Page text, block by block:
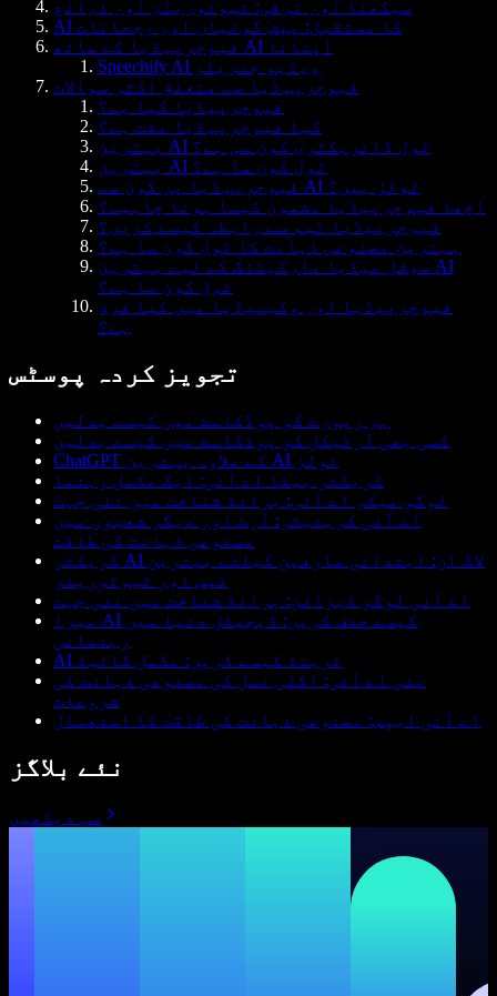
سیکھنا اور ترقی: ٹیوٹوریلز اور ذرائع
AI کا مستقبل: پیش گوئیاں اور رجحانات
فیوچرپیڈیا کے ساتھ AI اپنانا
Speechify AI ویڈیو جنریٹر
فیوچرپیڈیا سے متعلق اکثر سوالات
فیوچرپیڈیا کیا ہے؟
کیا فیوچرپیڈیا مفت ہے؟
بہترین AI ٹول ڈائریکٹری کون سی ہے؟
بہترین AI ٹول کون سا ہے؟
فیوچرپیڈیا پر کون سے AI ٹولز ہیں؟
اچھا فیوچرپیڈیا مضمون کیسا ہونا چاہیے؟
فیوچرپیڈیا ٹیم سے رابطہ کیسے کریں؟
بہترین مصنوعی ذہانت کا ٹول کون سا ہے؟
سوشل میڈیا مارکیٹنگ کے لیے بہترین AI
ٹول کون سا ہے؟
فیوچرپیڈیا اور وکیپیڈیا میں کیا فرق
ہے؟
تجویز کردہ پوسٹس
ہر رپورٹ کو پوڈکاسٹ میں کیسے بدلیں
کسی بھی آرٹیکل کو پوڈکاسٹ میں کیسے بدلیں
ChatGPT کے علاوہ بہترین AI ٹولز
کریکٹر بیٹا اے آئی: ایک مکمل رہنما
لوگو میکر اے آئی: برانڈ شناخت میں نئی جہت
اے آئی کریئیٹر: آرٹ اور دیگر شعبوں میں
مصنوعی ذہانت کی طاقت
کریکٹر AI لاگ ان: ابتدائی صارفین کیلئے بہترین
ٹپس اور ٹیوٹوریلز
اے آئی لوگو ڈیزائن: برانڈ شناخت میں نئی جہت
میرا AI کیسے حذف کریں: ڈیجیٹل دنیا میں
رہنمائی
AI ٹرینڈ کیسے کریں: مکمل گائیڈ
نئی اے آئی: اگلی نسل کی مصنوعی ذہانت کی
شروعات
اے آئی ایپس: مصنوعی ذہانت کی طاقت کا استعمال
نئے بلاگز
سب دیکھیں